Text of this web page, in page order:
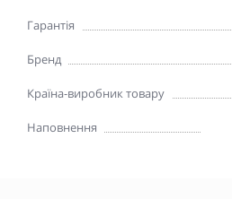
Гарантія
Бренд
Країна-виробник товару
Наповнення